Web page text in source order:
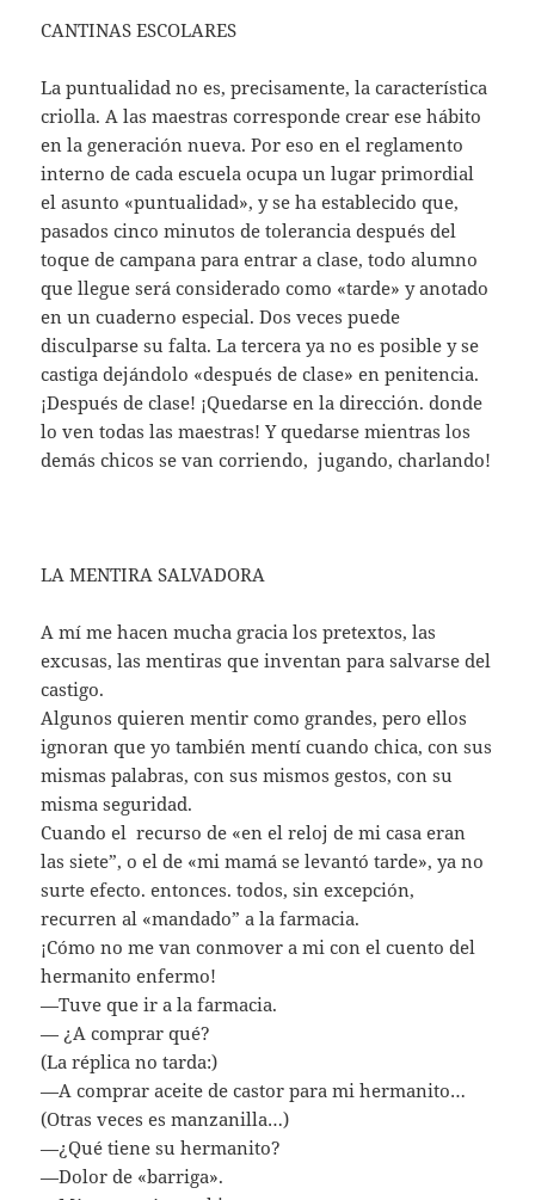
CANTINAS ESCOLARES
La puntualidad no es, precisamente, la característica
criolla. A las maestras corresponde crear ese hábito
en la generación nueva. Por eso en el reglamento
interno de cada escuela ocupa un lugar primordial
el asunto «puntualidad», y se ha establecido que,
pasados cinco minutos de tolerancia después del
toque de campana para entrar a clase, todo alumno
que llegue será considerado como «tarde» y anotado
en un cuaderno especial. Dos veces puede
disculparse su falta. La tercera ya no es posible y se
castiga dejándolo «después de clase» en penitencia.
¡Después de clase! ¡Quedarse en la dirección. donde
lo ven todas las maestras! Y quedarse mientras los
demás chicos se van corriendo, jugando, charlando!
LA MENTIRA SALVADORA
A mí me hacen mucha gracia los pretextos, las
excusas, las mentiras que inventan para salvarse del
castigo.
Algunos quieren mentir como grandes, pero ellos
ignoran que yo también mentí cuando chica, con sus
mismas palabras, con sus mismos gestos, con su
misma seguridad.
Cuando el recurso de «en el reloj de mi casa eran
las siete”, o el de «mi mamá se levantó tarde», ya no
surte efecto. entonces. todos, sin excepción,
recurren al «mandado” a la farmacia.
¡Cómo no me van conmover a mi con el cuento del
hermanito enfermo!
—Tuve que ir a la farmacia.
— ¿A comprar qué?
(La réplica no tarda:)
—A comprar aceite de castor para mi hermanito…
(Otras veces es manzanilla…)
—¿Qué tiene su hermanito?
—Dolor de «barriga».